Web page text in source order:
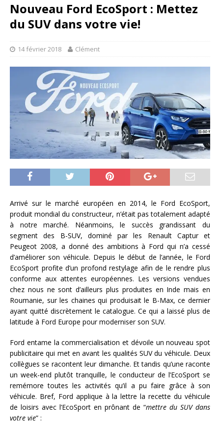
Nouveau Ford EcoSport : Mettez
du SUV dans votre vie!
14 février 2018 Clément
Arrivé sur le marché européen en 2014, le Ford EcoSport,
produit mondial du constructeur, n’était pas totalement adapté
à notre marché. Néanmoins, le succès grandissant du
segment des B-SUV, dominé par les Renault Captur et
Peugeot 2008, a donné des ambitions à Ford qui n’a cessé
d’améliorer son véhicule. Depuis le début de l’année, le Ford
EcoSport profite d’un profond restylage afin de le rendre plus
conforme aux attentes européennes. Les versions vendues
chez nous ne sont d’ailleurs plus produites en Inde mais en
Roumanie, sur les chaines qui produisait le B-Max, ce dernier
ayant quitté discrètement le catalogue. Ce qui a laissé plus de
latitude à Ford Europe pour moderniser son SUV.
Ford entame la commercialisation et dévoile un nouveau spot
publicitaire qui met en avant les qualités SUV du véhicule. Deux
collègues se racontent leur dimanche. Et tandis qu’une raconte
un week-end plutôt tranquille, le conducteur de l’EcoSport se
remémore toutes les activités qu’il a pu faire grâce à son
véhicule. Bref, Ford applique à la lettre la recette du véhicule
de loisirs avec l’EcoSport en prônant de “mettre du SUV dans
votre vie” :